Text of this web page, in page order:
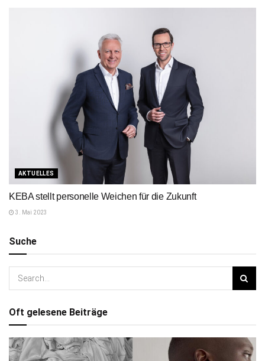
AKTUELLES
KEBA stellt personelle Weichen für die Zukunft
3. Mai 2023
Suche
Oft gelesene Beiträge